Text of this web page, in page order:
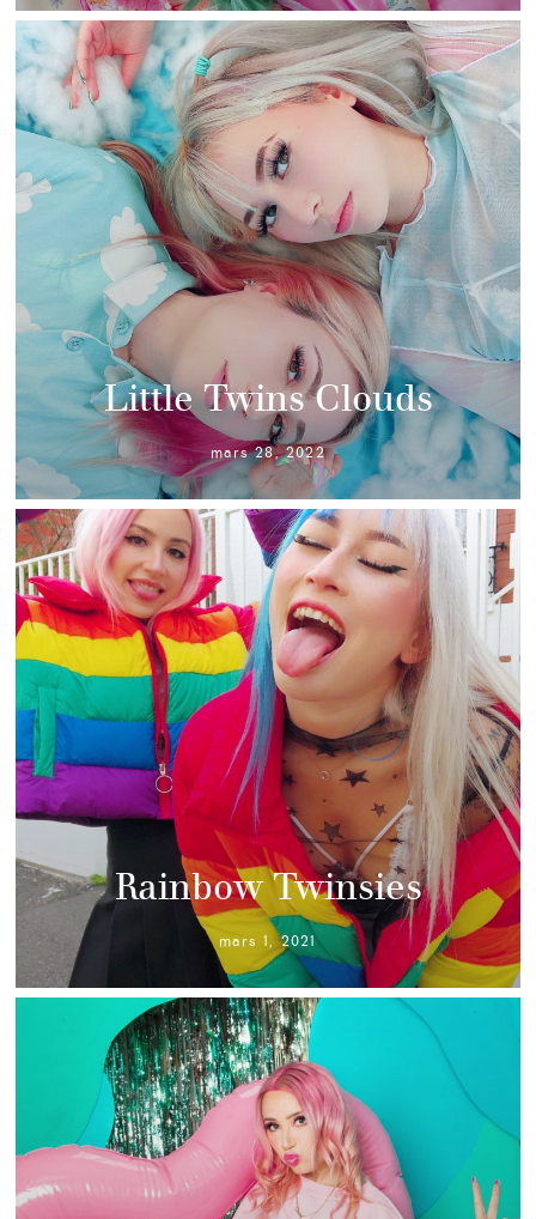
Little Twins Clouds
mars 28, 2022
Rainbow Twinsies
mars 1, 2021